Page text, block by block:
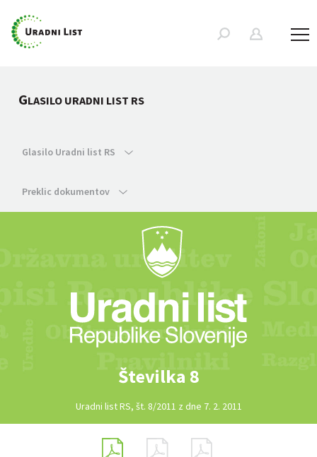
GLASILO URADNI LIST RS
Glasilo Uradni list RS
Preklic dokumentov
Številka 8
Uradni list RS, št. 8/2011 z dne 7. 2. 2011